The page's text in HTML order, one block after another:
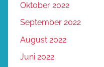
Oktober 2022
September 2022
August 2022
Juni 2022